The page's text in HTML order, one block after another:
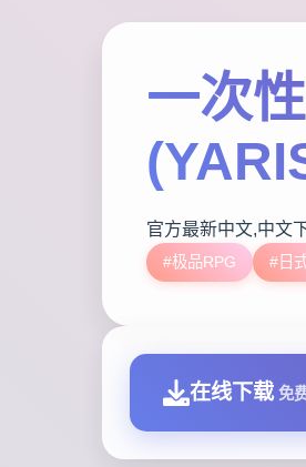
一次
官方最新中文,中文
#极品RPG #日
在线下载 免